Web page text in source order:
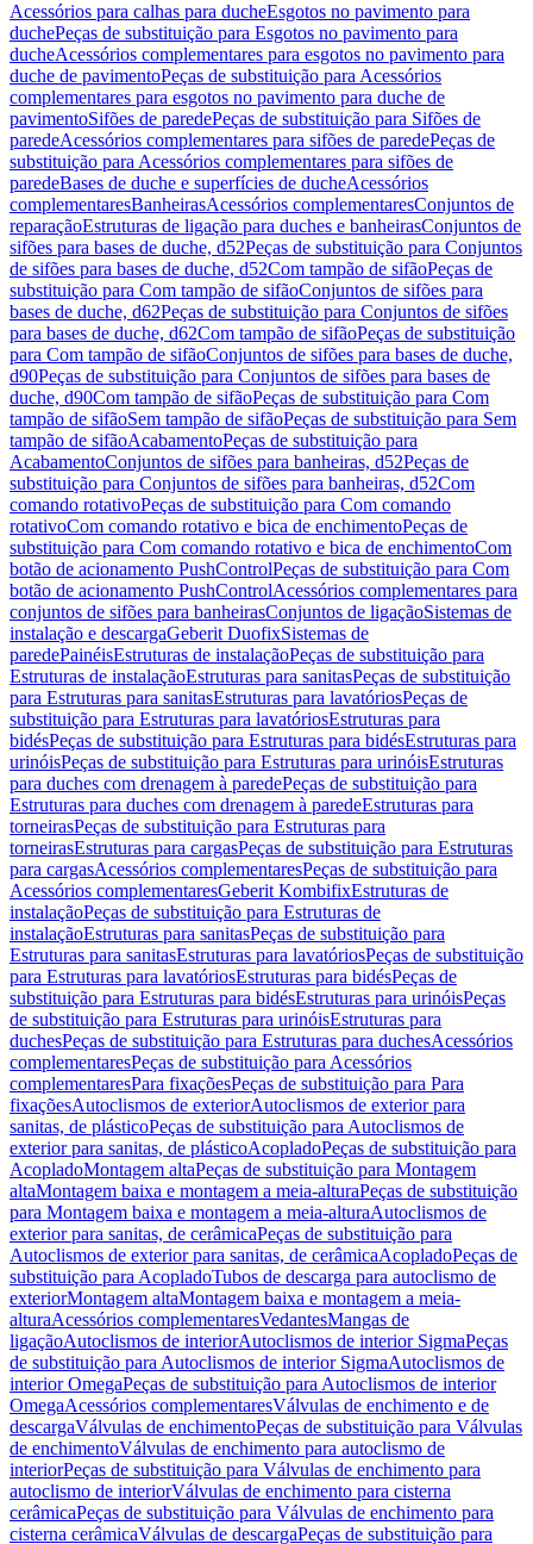
Acessórios para calhas para ducheEsgotos no pavimento para
duchePeças de substituição para Esgotos no pavimento para
ducheAcessórios complementares para esgotos no pavimento para
duche de pavimentoPeças de substituição para Acessórios
complementares para esgotos no pavimento para duche de
pavimentoSifões de paredePeças de substituição para Sifões de
paredeAcessórios complementares para sifões de paredePeças de
substituição para Acessórios complementares para sifões de
paredeBases de duche e superfícies de ducheAcessórios
complementaresBanheirasAcessórios complementaresConjuntos de
reparaçãoEstruturas de ligação para duches e banheirasConjuntos de
sifões para bases de duche, d52Peças de substituição para Conjuntos
de sifões para bases de duche, d52Com tampão de sifãoPeças de
substituição para Com tampão de sifãoConjuntos de sifões para
bases de duche, d62Peças de substituição para Conjuntos de sifões
para bases de duche, d62Com tampão de sifãoPeças de substituição
para Com tampão de sifãoConjuntos de sifões para bases de duche,
d90Peças de substituição para Conjuntos de sifões para bases de
duche, d90Com tampão de sifãoPeças de substituição para Com
tampão de sifãoSem tampão de sifãoPeças de substituição para Sem
tampão de sifãoAcabamentoPeças de substituição para
AcabamentoConjuntos de sifões para banheiras, d52Peças de
substituição para Conjuntos de sifões para banheiras, d52Com
comando rotativoPeças de substituição para Com comando
rotativoCom comando rotativo e bica de enchimentoPeças de
substituição para Com comando rotativo e bica de enchimentoCom
botão de acionamento PushControlPeças de substituição para Com
botão de acionamento PushControlAcessórios complementares para
conjuntos de sifões para banheirasConjuntos de ligaçãoSistemas de
instalação e descargaGeberit DuofixSistemas de
paredePainéisEstruturas de instalaçãoPeças de substituição para
Estruturas de instalaçãoEstruturas para sanitasPeças de substituição
para Estruturas para sanitasEstruturas para lavatóriosPeças de
substituição para Estruturas para lavatóriosEstruturas para
bidésPeças de substituição para Estruturas para bidésEstruturas para
urinóisPeças de substituição para Estruturas para urinóisEstruturas
para duches com drenagem à paredePeças de substituição para
Estruturas para duches com drenagem à paredeEstruturas para
torneirasPeças de substituição para Estruturas para
torneirasEstruturas para cargasPeças de substituição para Estruturas
para cargasAcessórios complementaresPeças de substituição para
Acessórios complementaresGeberit KombifixEstruturas de
instalaçãoPeças de substituição para Estruturas de
instalaçãoEstruturas para sanitasPeças de substituição para
Estruturas para sanitasEstruturas para lavatóriosPeças de substituição
para Estruturas para lavatóriosEstruturas para bidésPeças de
substituição para Estruturas para bidésEstruturas para urinóisPeças
de substituição para Estruturas para urinóisEstruturas para
duchesPeças de substituição para Estruturas para duchesAcessórios
complementaresPeças de substituição para Acessórios
complementaresPara fixaçõesPeças de substituição para Para
fixaçõesAutoclismos de exteriorAutoclismos de exterior para
sanitas, de plásticoPeças de substituição para Autoclismos de
exterior para sanitas, de plásticoAcopladoPeças de substituição para
AcopladoMontagem altaPeças de substituição para Montagem
altaMontagem baixa e montagem a meia-alturaPeças de substituição
para Montagem baixa e montagem a meia-alturaAutoclismos de
exterior para sanitas, de cerâmicaPeças de substituição para
Autoclismos de exterior para sanitas, de cerâmicaAcopladoPeças de
substituição para AcopladoTubos de descarga para autoclismo de
exteriorMontagem altaMontagem baixa e montagem a meia-
alturaAcessórios complementaresVedantesMangas de
ligaçãoAutoclismos de interiorAutoclismos de interior SigmaPeças
de substituição para Autoclismos de interior SigmaAutoclismos de
interior OmegaPeças de substituição para Autoclismos de interior
OmegaAcessórios complementaresVálvulas de enchimento e de
descargaVálvulas de enchimentoPeças de substituição para Válvulas
de enchimentoVálvulas de enchimento para autoclismo de
interiorPeças de substituição para Válvulas de enchimento para
autoclismo de interiorVálvulas de enchimento para cisterna
cerâmicaPeças de substituição para Válvulas de enchimento para
cisterna cerâmicaVálvulas de descargaPeças de substituição para